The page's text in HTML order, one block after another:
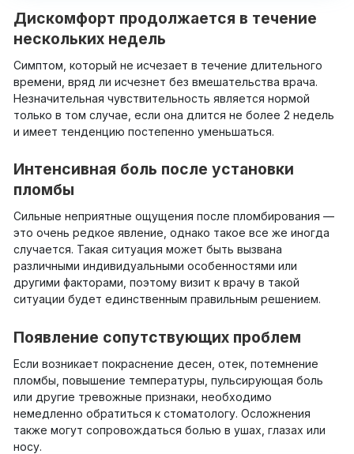
Дискомфорт продолжается в течение
нескольких недель
Симптом, который не исчезает в течение длительного
времени, вряд ли исчезнет без вмешательства врача.
Незначительная чувствительность является нормой
только в том случае, если она длится не более 2 недель
и имеет тенденцию постепенно уменьшаться.
Интенсивная боль после установки
пломбы
Сильные неприятные ощущения после пломбирования —
это очень редкое явление, однако такое все же иногда
случается. Такая ситуация может быть вызвана
различными индивидуальными особенностями или
другими факторами, поэтому визит к врачу в такой
ситуации будет единственным правильным решением.
Появление сопутствующих проблем
Если возникает покраснение десен, отек, потемнение
пломбы, повышение температуры, пульсирующая боль
или другие тревожные признаки, необходимо
немедленно обратиться к стоматологу. Осложнения
также могут сопровождаться болью в ушах, глазах или
носу.